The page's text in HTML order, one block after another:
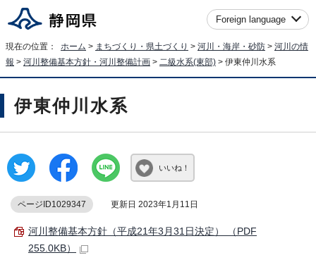
Foreign language
現在の位置： ホーム > まちづくり・県土づくり > 河川・海岸・砂防 > 河川の情
報 > 河川整備基本方針・河川整備計画 > 二級水系(東部) > 伊東仲川水系
伊東仲川水系
いいね！
ページID1029347 更新日 2023年1月11日
河川整備基本方針（平成21年3月31日決定） （PDF
255.0KB）